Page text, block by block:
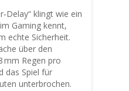
klingt wie ein
Gaming kennt,
echte Sicherheit.
über den
mm Regen pro
das Spiel für
unterbrochen.